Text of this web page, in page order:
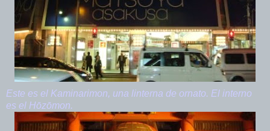
Este es el Kaminarimon, una linterna de ornato. El interno
es el Hōzōmon.